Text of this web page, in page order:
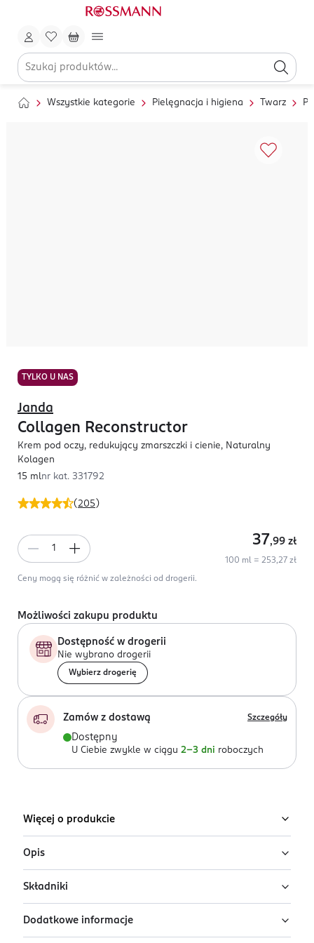
Wszystkie kategorie Pielęgnacja i higiena Twarz
TYLKO U NAS
(205 )
Janda
Collagen Reconstructor
Krem pod oczy, redukujący zmarszczki i cienie, Naturalny
Kolagen
15 mlnr kat. 331792
37,99 zł
100 ml = 253,27 zł
Ceny mogą się różnić w zależności od drogerii.
Możliwości zakupu produktu
Dostępność w drogerii
Nie wybrano drogerii
Wybierz drogerię
Zamów z dostawą Szczegóły
Dostępny
U Ciebie zwykle w ciągu 2-3 dni roboczych
Więcej o produkcie
Opis
Janda Collagen Reconstructor krem pod oczy -
redukcja zmarszczek i cieni pod oczami.
Siła formuł, autorskie rozwiązanie zespołu naukowo-
Składniki
Ingredients: Aqua/Water, Persea Gratissima (avocado)
Oil, Glycerin, Ethylhexyl Palmitate, Squalane, Cetearyl
Dodatkowe informacje